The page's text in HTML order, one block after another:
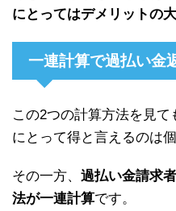
にとってはデメリットの
一連計算で過払い金
この2つの計算方法を見
にとって得と言えるのは
その一方、 過払い金請求
法が一連計算です。